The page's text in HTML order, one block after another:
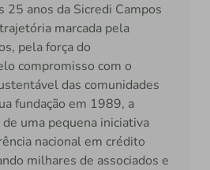
25 anos da Sicredi Campos
marcada pela
pela força do
compromisso com o
das comunidades
fundação em 1989, a
uma pequena iniciativa
nacional em crédito
milhares de associados e